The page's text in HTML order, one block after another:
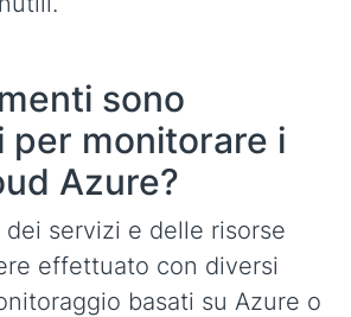
sono
per monitorare i
Azure?
servizi e delle risorse
effettuato con diversi
basati su Azure o